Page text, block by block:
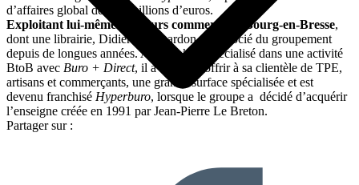
d’affaires global de 486 millions d’euros.
Exploitant lui-même plusieurs commerces à Bourg-en-Bresse,
dont une librairie, Didier Montbardon est associé du groupement
depuis de longues années. Après s’être spécialisé dans une activité
BtoB avec Buro + Direct, il a souhaité offrir à sa clientèle de TPE,
artisans et commerçants, une grande surface spécialisée et est
devenu franchisé Hyperburo, lorsque le groupe a décidé d’acquérir
l’enseigne créée en 1991 par Jean-Pierre Le Breton.
Partager sur :